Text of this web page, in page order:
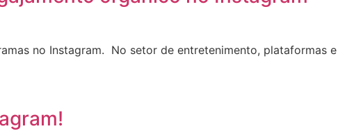
no Instagram. No setor de entretenimento, plataformas e